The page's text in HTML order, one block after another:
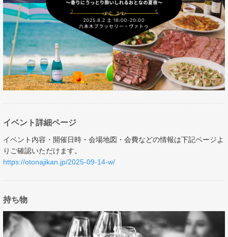
イベント詳細ページ
イベント内容・開催日時・会場地図・会費などの情報は下記ページよ
りご確認いただけます。
https://otonajikan.jp/2025-09-14-w/
持ち物